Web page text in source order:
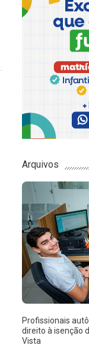
Arquivos
Profissionais
direito à isenção
Vista